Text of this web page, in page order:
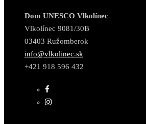
Dom UNESCO Vlkolínec
Vlkolínec 9081/30B
03403 Ružomberok
info@vlkolinec.sk
+421 918 596 432